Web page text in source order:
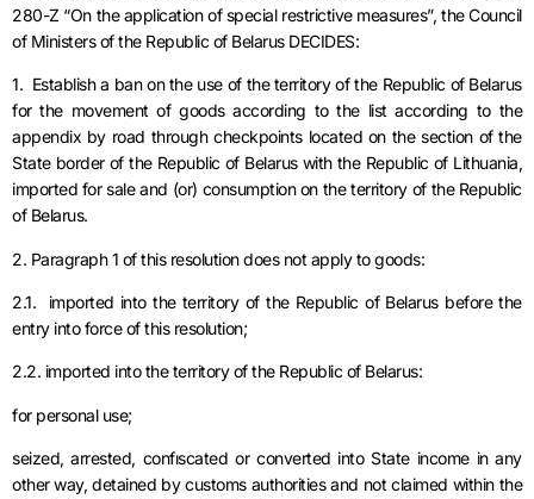
280-Z “On the application of special restrictive measures”, the Council
of Ministers of the Republic of Belarus DECIDES:
1. Establish a ban on the use of the territory of the Republic of Belarus
for the movement of goods according to the list according to the
appendix by road through checkpoints located on the section of the
State border of the Republic of Belarus with the Republic of Lithuania,
imported for sale and (or) consumption on the territory of the Republic
of Belarus.
2. Paragraph 1 of this resolution does not apply to goods:
2.1. imported into the territory of the Republic of Belarus before the
entry into force of this resolution;
2.2. imported into the territory of the Republic of Belarus:
for personal use;
seized, arrested, confıscated or converted into State income in any
other way, detained by customs authorities and not claimed within the